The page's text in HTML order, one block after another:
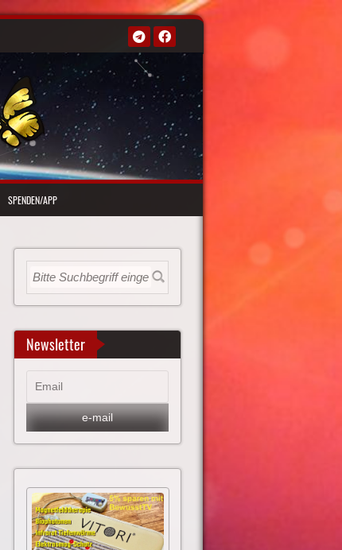
SPENDEN/APP
Newsletter